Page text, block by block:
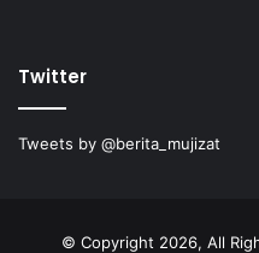
Twitter
Tweets by @berita_mujizat
© Copyright 2026, All